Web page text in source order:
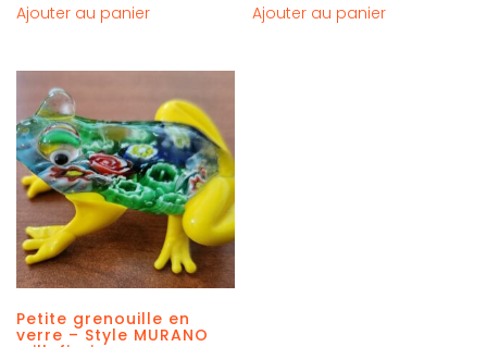
Ajouter au panier Ajouter au panier
Petite grenouille en
verre – Style MURANO